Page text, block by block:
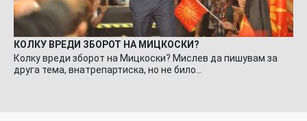
КОЛКУ ВРЕДИ ЗБОРОТ НА МИЦКОСКИ?
Колку вреди зборот на Мицкоски? Мислев да пишувам за
друга тема, внатрепартиска, но не било…